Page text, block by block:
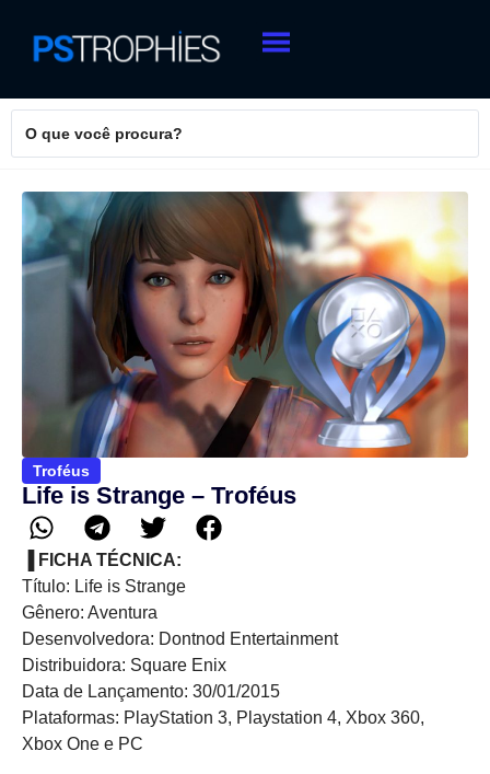
Troféus
Life is Strange – Troféus
▐ FICHA TÉCNICA:
Título: Life is Strange
Gênero: Aventura
Desenvolvedora: Dontnod Entertainment
Distribuidora: Square Enix
Data de Lançamento: 30/01/2015
Plataformas: PlayStation 3, Playstation 4, Xbox 360,
Xbox One e PC